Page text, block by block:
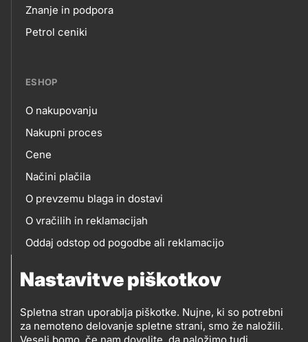
Nastavitve piškotkov
Spletna stran uporablja piškotke. Nujne, ki so potrebni
za nemoteno delovanje spletne strani, smo že naložili.
Footer
links
Znanje in podpora
Petrol ceniki
ESHOP
eshop
O nakupovanju
Nakupni proces
Cene
Načini plačila
O prevzemu blaga in dostavi
O vračilih in reklamacijah
Oddaj odstop od pogodbe ali reklamacijo
(OEEO)